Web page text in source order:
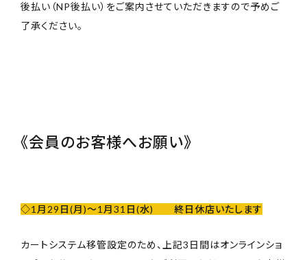
後払い（NP後払い）をご案内させていただきますので予めご
了承ください。
《会員のお客様へお願い》
◇1月29日(月)～1月31日(水) 終日休店いたします
カートシステム移管設定のため、上記3日間はオンラインショ